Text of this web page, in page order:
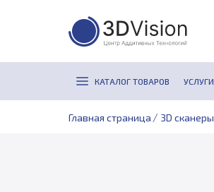
КАТАЛОГ ТОВАРОВ УСЛУГИ
Главная страница / 3D сканеры